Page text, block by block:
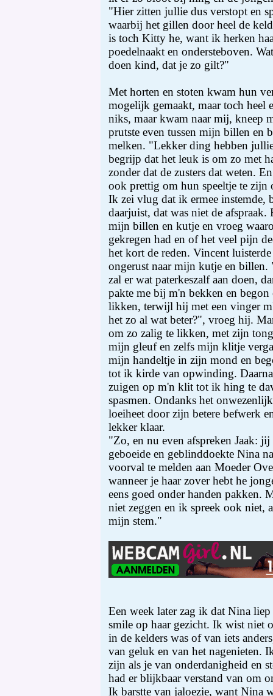
"Hier zitten jullie dus verstopt en
waarbij het gillen door heel de
is toch Kitty he, want ik herken
poedelnaakt en ondersteboven.
doen kind, dat je zo gilt?"
Met horten en stoten kwam hun
mogelijk gemaakt, maar toch heel
niks, maar kwam naar mij, kneep
prutste even tussen mijn billen en
melken. "Lekker ding hebben
begrijp dat het leuk is om zo met
zonder dat de zusters dat weten.
ook prettig om hun speeltje te
Ik zei vlug dat ik ermee instemde,
daarjuist, dat was niet de
mijn billen en kutje en vroeg
gekregen had en of het veel pijn
het kort de reden. Vincent
ongerust naar mijn kutje en
zal er wat paterkeszalf aan doen,
pakte me bij m'n bekken en
likken, terwijl hij met een vinger
het zo al wat beter?", vroeg hij.
om zo zalig te likken, met zijn
mijn gleuf en zelfs mijn klitje
mijn handeltje in zijn mond en
tot ik kirde van opwinding.
zuigen op m'n klit tot ik hing te
spasmen. Ondanks het
loeiheet door zijn betere befwerk
lekker klaar.
"Zo, en nu even afspreken Jaak:
geboeide en geblinddoekte Nina
voorval te melden aan Moeder
wanneer je haar zover hebt he
eens goed onder handen pakken.
niet zeggen en ik spreek ook niet,
mijn stem."
Een week later zag ik dat Nina
smile op haar gezicht. Ik wist niet
in de kelders was of van iets
van geluk en van het nagenieten.
zijn als je van onderdanigheid en
had er blijkbaar verstand van om
Ik barstte van jaloezie, want Nina